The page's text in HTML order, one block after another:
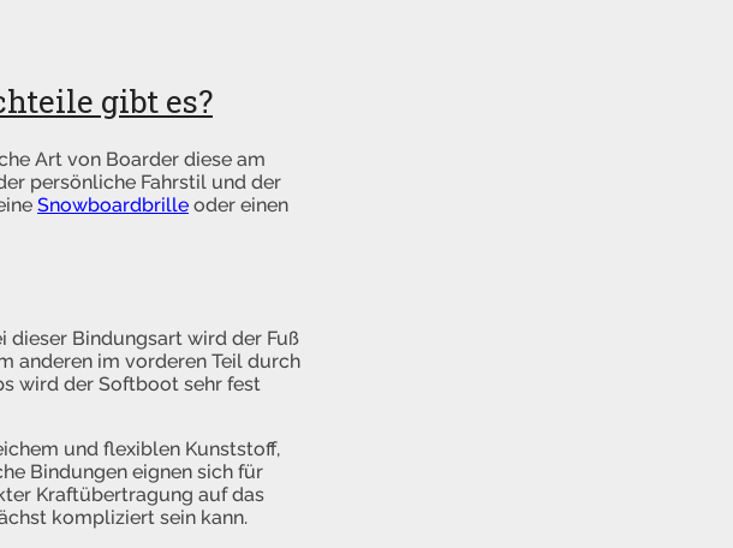
gibt es?
Art von Boarder diese am
persönliche Fahrstil und der
Snowboardbrille oder einen
dieser Bindungsart wird der Fuß
anderen im vorderen Teil durch
wird der Softboot sehr fest
und flexiblen Kunststoff,
Bindungen eignen sich für
Kraftübertragung auf das
kompliziert sein kann.